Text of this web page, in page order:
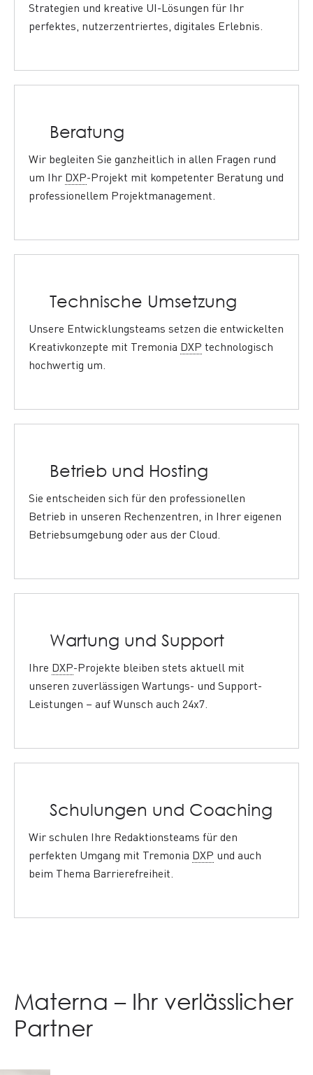
Strategien und kreative UI-Lösungen für Ihr
perfektes, nutzerzentriertes, digitales Erlebnis.
Beratung
Wir begleiten Sie ganzheitlich in allen Fragen rund
um Ihr DXP-Projekt mit kompetenter Beratung und
professionellem Projektmanagement.
Technische Umsetzung
Unsere Entwicklungsteams setzen die entwickelten
Kreativkonzepte mit Tremonia DXP technologisch
hochwertig um.
Betrieb und Hosting
Sie entscheiden sich für den professionellen
Betrieb in unseren Rechenzentren, in Ihrer eigenen
Betriebsumgebung oder aus der Cloud.
Wartung und Support
Ihre DXP-Projekte bleiben stets aktuell mit
unseren zuverlässigen Wartungs- und Support-
Leistungen – auf Wunsch auch 24x7.
Schulungen und Coaching
Wir schulen Ihre Redaktionsteams für den
perfekten Umgang mit Tremonia DXP und auch
beim Thema Barrierefreiheit.
Materna – Ihr verlässlicher
Partner